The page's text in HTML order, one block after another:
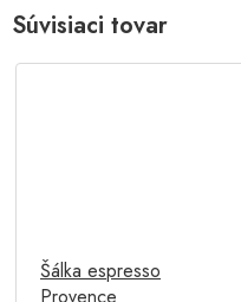
Súvisiaci tovar
Šálka espresso
Provence